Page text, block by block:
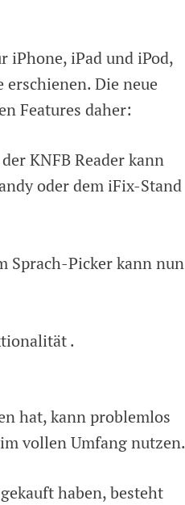
iPhone, iPad und iPod,
erschienen. Die neue
Features daher:
KNFB Reader kann
oder dem iFix-Stand
Sprach-Picker kann nun
.
hat, kann problemlos
vollen Umfang nutzen.
haben, besteht